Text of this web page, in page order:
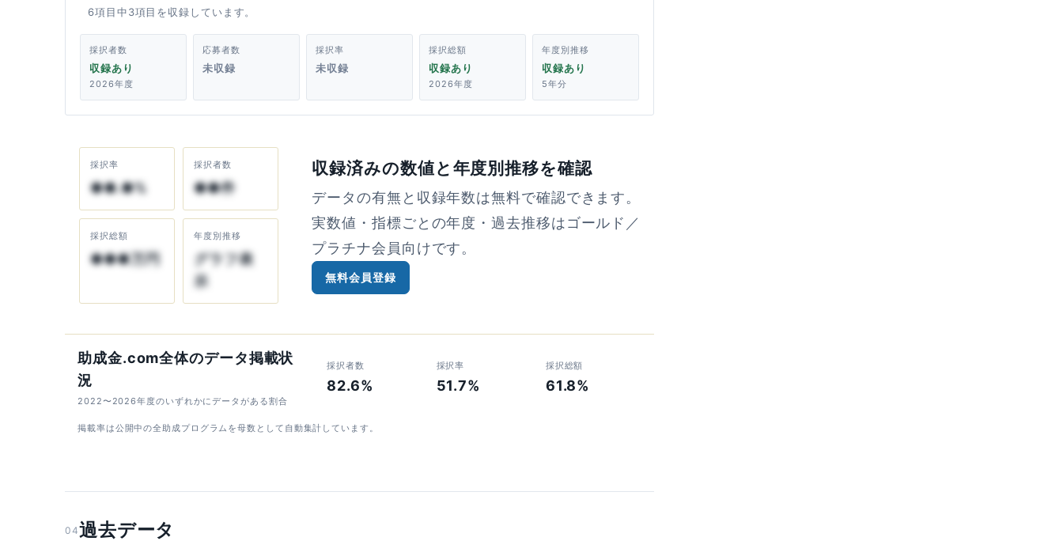
6項目中3項目を収録しています。
採択者数
収録あり
2026年度
応募者数
未収録
採択率
未収録
採択総額
収録あり
2026年度
年度別推移
収録あり
5年分
採択率
●●.●%
採択者数
●●件
採択総額
●●●万円
年度別推移
グラフ表
示
収録済みの数値と年度別推移を確認
データの有無と収録年数は無料で確認できます。
実数値・指標ごとの年度・過去推移はゴールド／
プラチナ会員向けです。
無料会員登録
助成金.com全体のデータ掲載状
況
2022〜2026年度のいずれかにデータがある割合
採択者数
82.6%
採択率
51.7%
採択総額
61.8%
掲載率は公開中の全助成プログラムを母数として自動集計しています。
04過去データ